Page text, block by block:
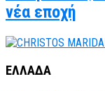
νέα εποχή
ΕΛΛΑΔΑ